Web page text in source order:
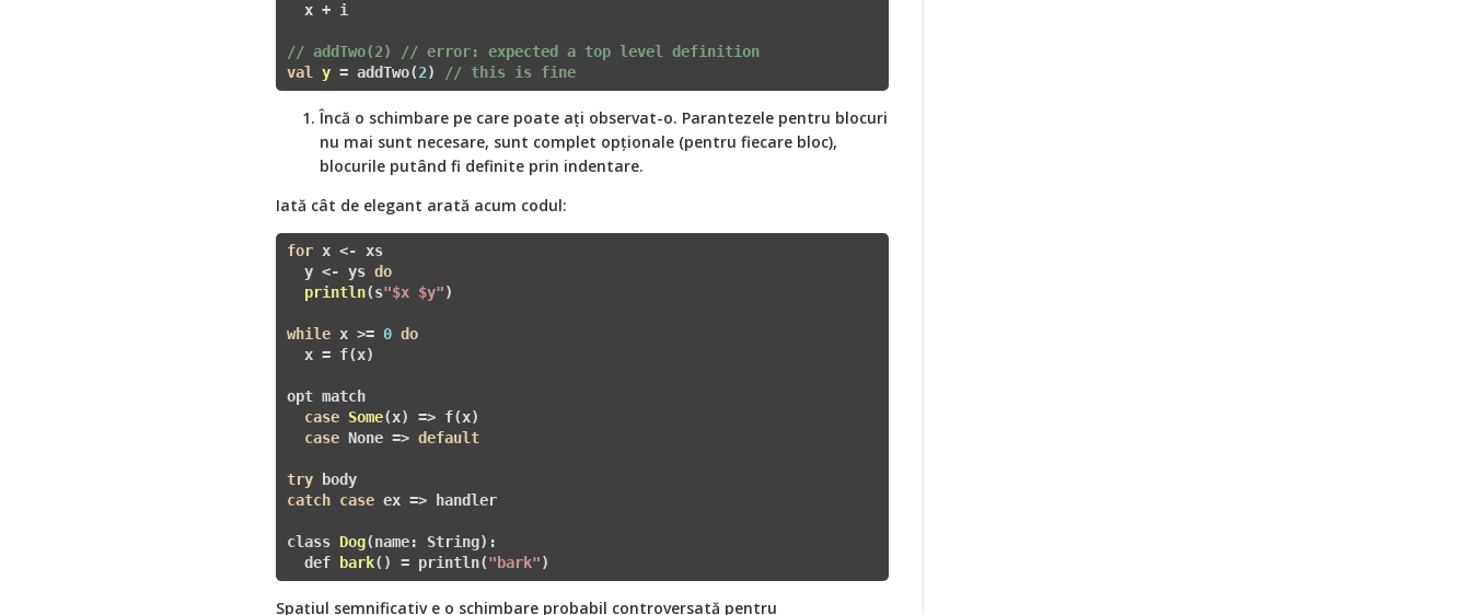
  x + i
// addTwo(2) // error: expected a top level definition
val
y = addTwo(2) // this is fine
Încă o schimbare pe care poate ați observat-o. Parantezele pentru blocuri
nu mai sunt necesare, sunt complet opționale (pentru fiecare bloc),
blocurile putând fi definite prin indentare.
Iată cât de elegant arată acum codul:
for x <- xs
  y <-
ys do
println(s"$x $y")
while x >= 0 do
  x = f(x)
opt match
case Some(x)
=> f(x)
case None => default
try
catch case ex => handler
class Dog(name: String) :
  def
bark() = println("bark")
Spațiul semnificativ e o schimbare probabil controversată pentru